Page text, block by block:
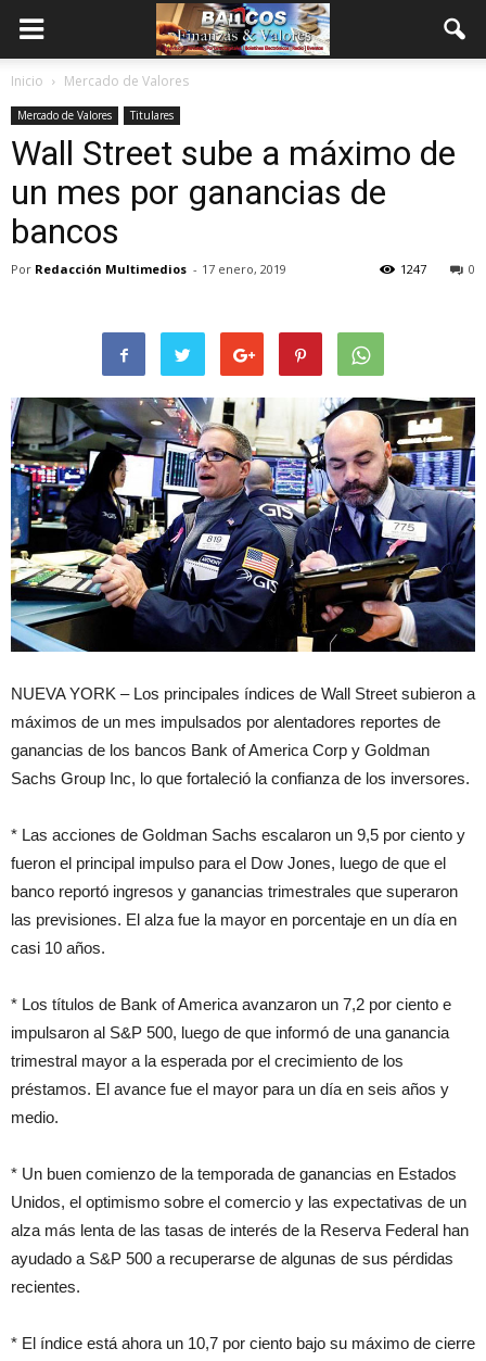
Inicio Mercado de Valores
Mercado de Valores Titulares
Wall Street sube a máximo de
un mes por ganancias de
bancos
Por Redacción Multimedios - 17 enero, 2019 0
1247
NUEVA YORK – Los principales índices de Wall Street subieron a
máximos de un mes impulsados por alentadores reportes de
ganancias de los bancos Bank of America Corp y Goldman
Sachs Group Inc, lo que fortaleció la confianza de los inversores.
* Las acciones de Goldman Sachs escalaron un 9,5 por ciento y
fueron el principal impulso para el Dow Jones, luego de que el
banco reportó ingresos y ganancias trimestrales que superaron
las previsiones. El alza fue la mayor en porcentaje en un día en
casi 10 años.
* Los títulos de Bank of America avanzaron un 7,2 por ciento e
impulsaron al S&P 500, luego de que informó de una ganancia
trimestral mayor a la esperada por el crecimiento de los
préstamos. El avance fue el mayor para un día en seis años y
medio.
* Un buen comienzo de la temporada de ganancias en Estados
Unidos, el optimismo sobre el comercio y las expectativas de un
alza más lenta de las tasas de interés de la Reserva Federal han
ayudado a S&P 500 a recuperarse de algunas de sus pérdidas
recientes.
* El índice está ahora un 10,7 por ciento bajo su máximo de cierre